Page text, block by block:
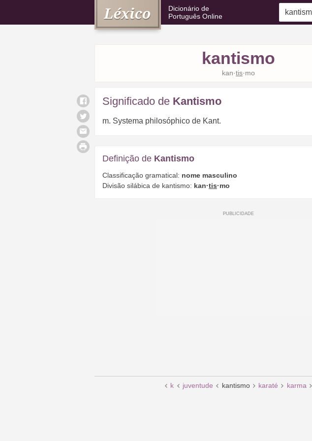
Dicionário de
Português Online
kantismo
kan·tis·mo
Significado de Kantismo
m. Systema philosóphico de Kant.
Definição de Kantismo
Classificação gramatical: nome masculino
Divisão silábica de kantismo: kan·tis·mo
k juventude kantismo karaté karma